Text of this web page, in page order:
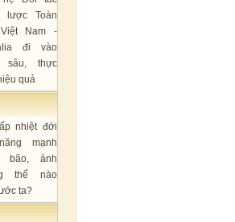
lược Toàn
Nam -
đi vào
sâu, thực
quả
nhiệt đới
mạnh
bão, ảnh
thế nào
ta?